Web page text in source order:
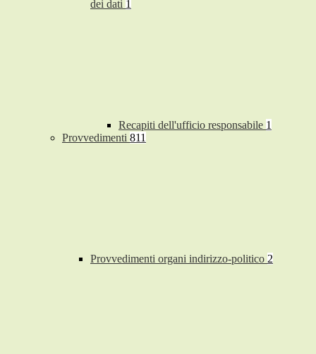
dei dati 1
Recapiti dell'ufficio responsabile 1
Provvedimenti 811
Provvedimenti organi indirizzo-politico 2